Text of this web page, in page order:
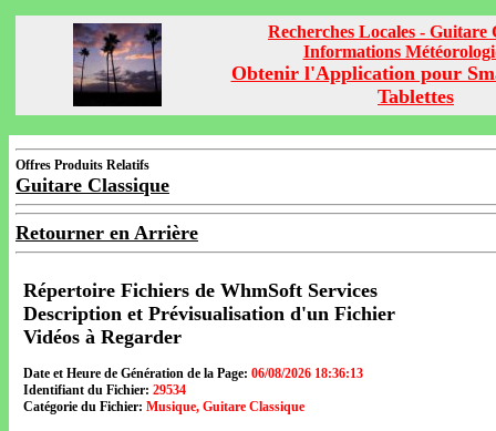
Recherches Locales - Guitare
Informations
Obtenir l'Application pour
Tablettes
Offres Produits Relatifs
Guitare Classique
Retourner en Arrière
Répertoire Fichiers de WhmSoft Services
Description et Prévisualisation d'un Fichier
Vidéos à Regarder
Date et Heure de Génération de la Page: 06/08/2026 18:36:13
Identifiant du Fichier: 29534
Catégorie du Fichier: Musique, Guitare Classique